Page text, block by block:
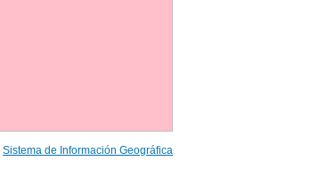
Sistema de Información Geográfica